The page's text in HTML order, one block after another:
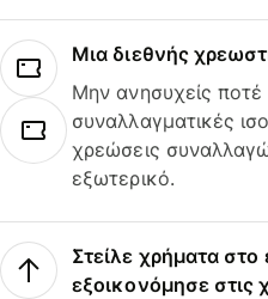
Μια διεθνής
Μην ανησυχείς ποτέ
συναλλαγματικές
χρεώσεις
εξωτερικό.
Στείλε χρήματα στο
εξοικονόμησε στις